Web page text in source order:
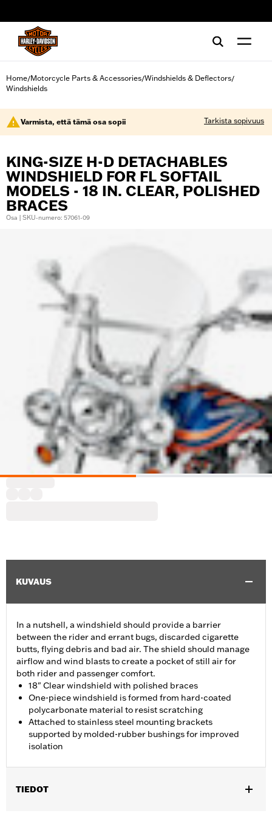
Home/Motorcycle Parts & Accessories/Windshields & Deflectors/
Windshields
Varmista, että tämä osa sopii Tarkista sopivuus
KING-SIZE H-D DETACHABLES
WINDSHIELD FOR FL SOFTAIL
MODELS - 18 IN. CLEAR, POLISHED
BRACES
Osa | SKU-numero: 57061-09
KUVAUS
In a nutshell, a windshield should provide a barrier
between the rider and errant bugs, discarded cigarette
butts, flying debris and bad air. The shield should manage
airflow and wind blasts to create a pocket of still air for
both rider and passenger comfort.
18" Clear windshield with polished braces
One-piece windshield is formed from hard-coated
polycarbonate material to resist scratching
Attached to stainless steel mounting brackets
supported by molded-rubber bushings for improved
isolation
TIEDOT